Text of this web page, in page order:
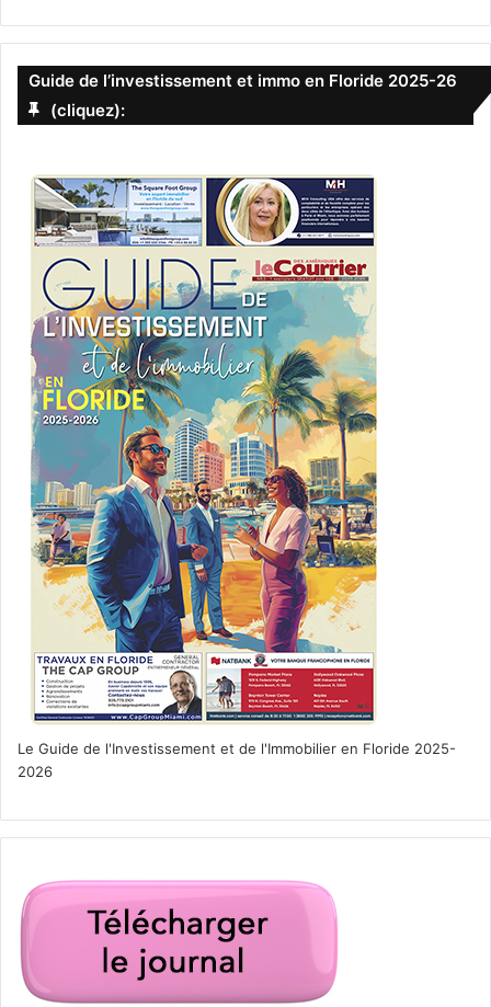
Guide de l’investissement et immo en Floride 2025-26
(cliquez):
Le Guide de l'Investissement et de l'Immobilier en Floride 2025-
2026